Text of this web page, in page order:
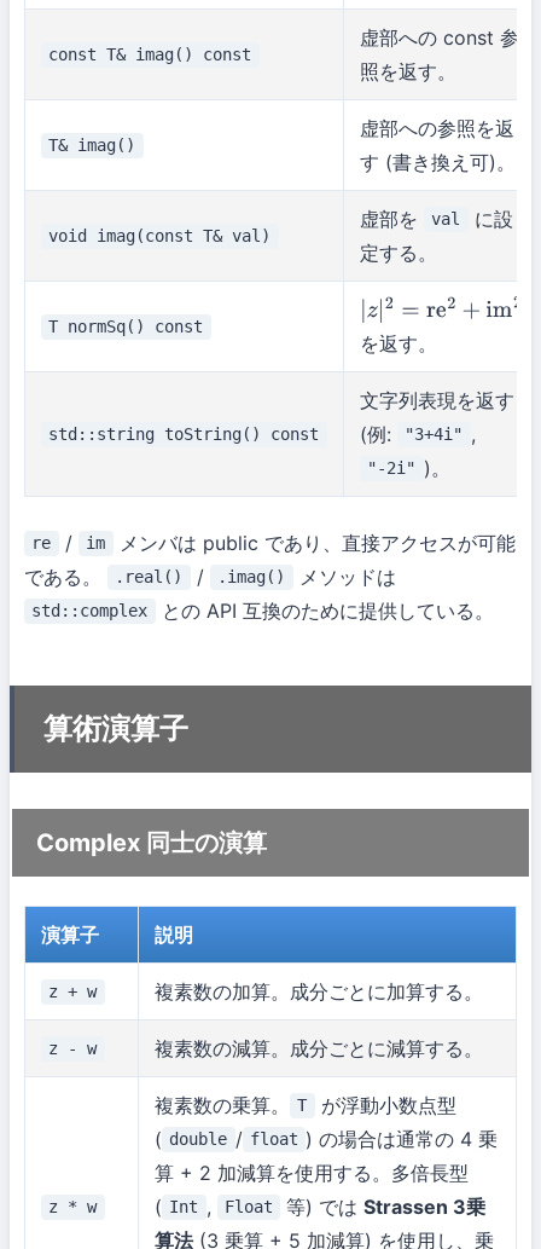
const T& imag() const
虚部への const 参
照を返す。
T& imag()
虚部への参照を返
す (書き換え可)。
void imag(const T& val)
虚部を val
に設
定する。
T normSq() const z| 2 =re 2+im2
を返す。
std::string toString() const
文字列表現を返す
(例:
"3+4i" ,
"-2i" )。
re / im
メンバは public であり、直接アクセスが可能
である。
.real() / .imag() メソッドは
std::complex との API 互換のために提供している。
算術演算子
Complex 同士の演算
演算子 説明
z + w 複素数の加算。成分ごとに加算する。
z - w 複素数の減算。成分ごとに減算する。
z * w
複素数の乗算。 T
が浮動小数点型
( double / float ) の場合は通常の 4 乗
算 + 2 加減算を使用する。多倍長型
( Int , Float 等) ではStrassen 3乗
算法(3 乗算 + 5 加減算) を使用し、乗